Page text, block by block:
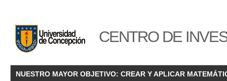
CENTRO DE
NUESTRO MAYOR OBJETIVO: CREAR Y APLICAR